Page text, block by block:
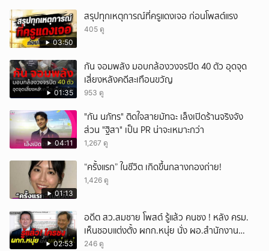
03:50
สรุปทุกเหตุการณ์ที่ครูแดงเจอ ก่อนโพสต์แรง
405 ดู
01:35
กัน จอมพลัง มอบกล้องวงจรปิด 40 ตัว อุดจุด
เสี่ยงหลังคดีสะเทือนขวัญ
953 ดู
04:11
"กัน นภัทร" ติดใจสายมัทฉะ เล็งเปิดร้านจริงจัง
ส่วน "ฐิสา" เป็น PR น่าจะเหมาะกว่า
1,267 ดู
01:13
“ครั้งแรก” ในชีวิต เกิดขึ้นกลางกองถ่าย!
1,426 ดู
02:53
อดีต สว.สมชาย โพสต์ รู้แล้ว คนชง ! หลัง ครม.
เห็นชอบแต่งตั้ง ผกก.หนุ่ย นั่ง ผอ.สำนักงาน
ป.ย.ป.
246 ดู